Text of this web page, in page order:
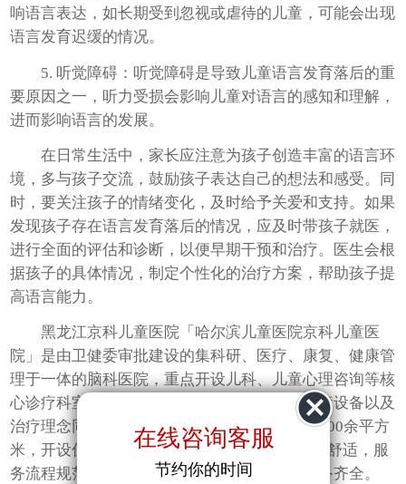
响语言表达，如长期受到忽视或虐待的儿童，可能会出现
语言发育迟缓的情况。
5. 听觉障碍：听觉障碍是导致儿童语言发育落后的重
要原因之一，听力受损会影响儿童对语言的感知和理解，
进而影响语言的发展。
在日常生活中，家长应注意为孩子创造丰富的语言环
境，多与孩子交流，鼓励孩子表达自己的想法和感受。同
时，要关注孩子的情绪变化，及时给予关爱和支持。如果
发现孩子存在语言发育落后的情况，应及时带孩子就医，
进行全面的评估和诊断，以便早期干预和治疗。医生会根
据孩子的具体情况，制定个性化的治疗方案，帮助孩子提
高语言能力。
黑龙江京科儿童医院「哈尔滨儿童医院京科儿童医
院」是由卫健委审批建设的集科研、医疗、康复、健康管
理于一体的脑科医院，重点开设儿科、儿童心理咨询等核
心诊疗科室。医院在师资力量、前沿技术、诊疗设备以及
治疗理念同步于国内知名医院，建筑面积达10000余平方
米，开设住院病房床位200余张，医院环境就医舒适，服
务流程规范，医生医技水平高超、高端医疗设备齐全。
在线咨询客服
节约你的时间